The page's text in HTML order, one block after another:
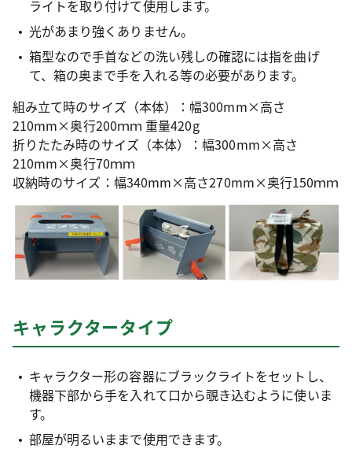
ライトを取り付けて使用します。
光があまり強くありません。
箱型なので手首などの洗い残しの確認には指を曲げ
て、箱の奥まで手を入れる等の必要があります。
組み立て時のサイズ（本体）：幅300mm×高さ
210mm×奥行200ｍｍ 重量420g
折りたたみ時のサイズ（本体）：幅300mm×高さ
210mm×奥行70ｍｍ
収納時のサイズ：幅340mm×高さ270mm×奥行150ｍｍ
キャラクタータイプ
キャラクター形の容器にブラックライトをセットし、
機器下部から手を入れて口から覗き込むように使いま
す。
部屋が明るいままで使用できます。